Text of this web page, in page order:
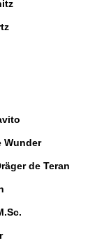
Wunder
de Teran